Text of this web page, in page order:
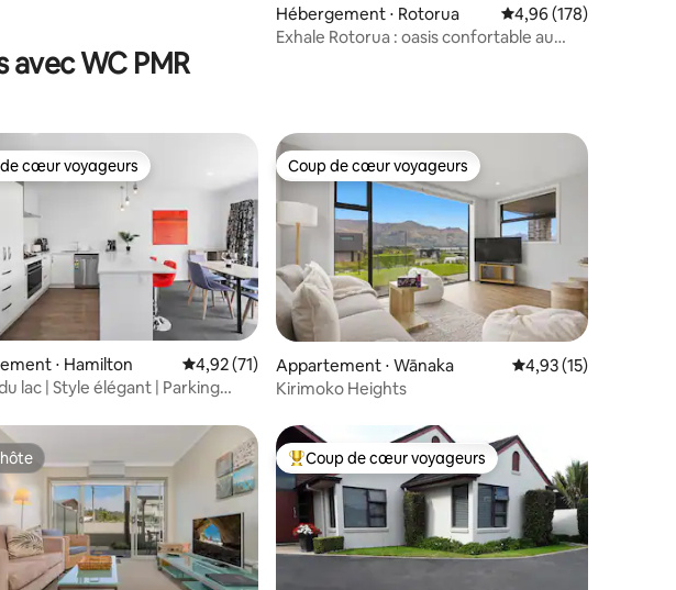
Hébergement ⋅ Rotorua Évaluation moyenne
4,96 (178)
Exhale Rotorua : oasis confortable au
WC PMR
la base de 455 commentaires : 4,86 sur 5
cœur voyageurs
cœur voyageurs
⋅ Hamilton Évaluation moyenne sur la base de 71 commentaires : 4,92 sur 5
4,92 (71)
lac | Style élégant | Parking
Coup de cœur voyageurs
Coup de cœur voyageurs
Appartement ⋅ Wānaka Évaluation moyenne
4,93 (15)
Kirimoko Heights
Coups de cœur voyageurs les plus appréciés
Coup de cœur voyageurs